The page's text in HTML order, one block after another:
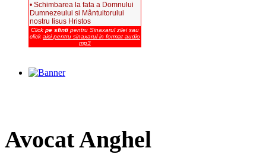
• Schimbarea la fata a Domnului
Dumnezeului si Mântuitorului
nostru Iisus Hristos
Click pe sfinti pentru Sinaxarul zilei sau
click aici pentru sinaxarul in format audio
mp3
AvocatAnghel